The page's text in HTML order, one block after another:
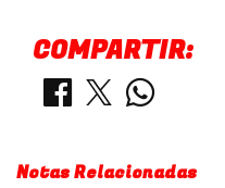
COMPARTIR:
Notas Relacionadas